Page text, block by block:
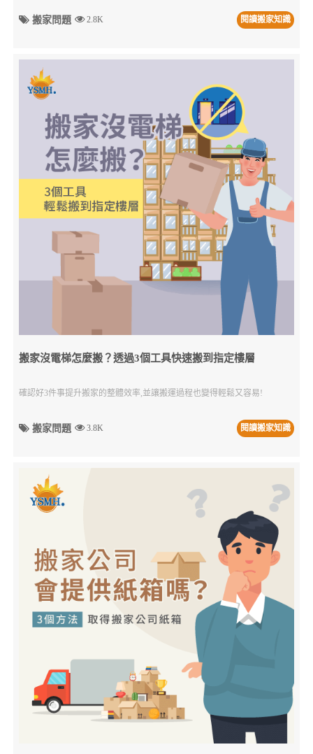
搬家問題 2.8K 閱讀搬家知識
搬家沒電梯怎麼搬？透過3個工具快速搬到指定樓層
確認好3件事提升搬家的整體效率,並讓搬運過程也變得輕鬆又容易!
搬家問題 3.8K 閱讀搬家知識